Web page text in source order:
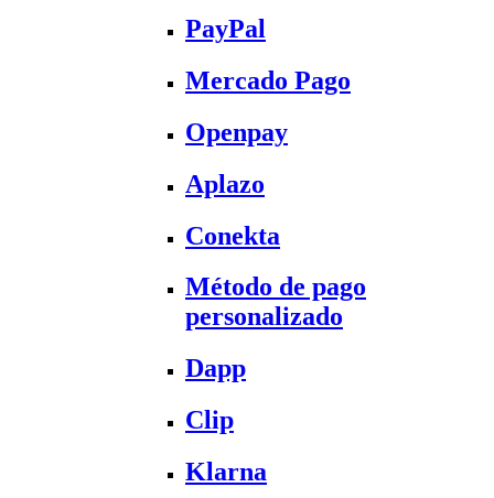
PayPal
Mercado Pago
Openpay
Aplazo
Conekta
Método de pago
personalizado
Dapp
Clip
Klarna